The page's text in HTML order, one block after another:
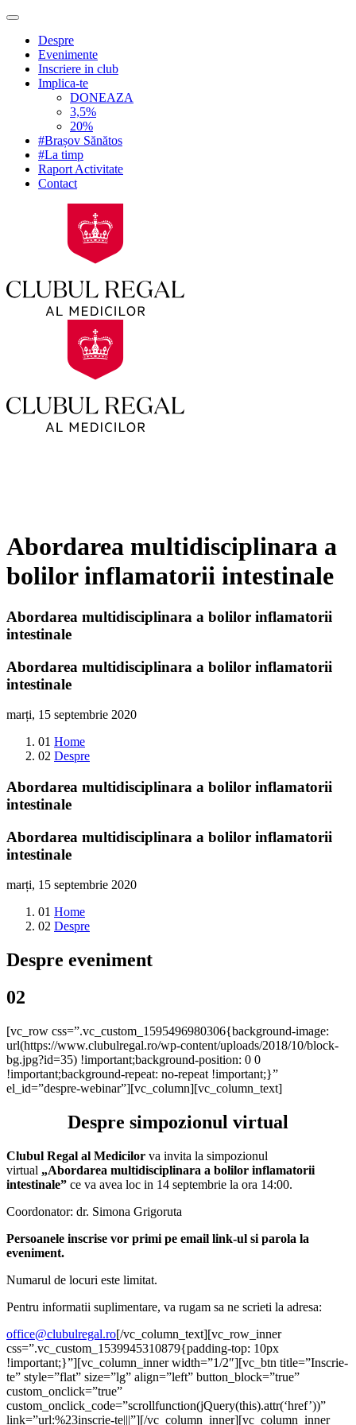
Despre
Evenimente
Inscriere in club
Implica-te
DONEAZA
3,5%
20%
#Brașov Sănătos
#La timp
Raport Activitate
Contact
Abordarea multidisciplinara a
bolilor inflamatorii intestinale
Abordarea multidisciplinara a bolilor inflamatorii
intestinale
Abordarea multidisciplinara a bolilor inflamatorii
intestinale
marți, 15 septembrie 2020
01 Home
02 Despre
Abordarea multidisciplinara a bolilor inflamatorii
intestinale
Abordarea multidisciplinara a bolilor inflamatorii
intestinale
marți, 15 septembrie 2020
01 Home
02 Despre
Despre eveniment
02
[vc_row css=”.vc_custom_1595496980306{background-image:
url(https://www.clubulregal.ro/wp-content/uploads/2018/10/block-
bg.jpg?id=35) !important;background-position: 0 0
!important;background-repeat: no-repeat !important;}”
el_id=”despre-webinar”][vc_column][vc_column_text]
Despre simpozionul virtual
Clubul Regal al Medicilor va invita la simpozionul
virtual „Abordarea multidisciplinara a bolilor inflamatorii
intestinale” ce va avea loc in 14 septembrie la ora 14:00.
Coordonator: dr. Simona Grigoruta
Persoanele inscrise vor primi pe email link-ul si parola la
eveniment.
Numarul de locuri este limitat.
Pentru informatii suplimentare, va rugam sa ne scrieti la adresa:
office@clubulregal.ro[/vc_column_text][vc_row_inner
css=”.vc_custom_1539945310879{padding-top: 10px
!important;}”][vc_column_inner width=”1/2″][vc_btn title=”Inscrie-
te” style=”flat” size=”lg” align=”left” button_block=”true”
custom_onclick=”true”
custom_onclick_code=”scrollfunction(jQuery(this).attr(‘href’))”
link=”url:%23inscrie-te|||”][/vc_column_inner][vc_column_inner